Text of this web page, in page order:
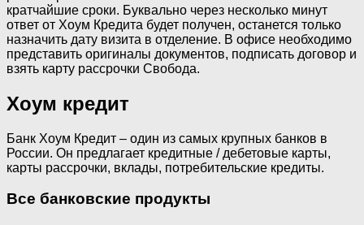
кратчайшие сроки. Буквально через несколько минут
ответ от Хоум Кредита будет получен, останется только
назначить дату визита в отделение. В офисе необходимо
представить оригиналы документов, подписать договор и
взять карту рассрочки Свобода.
Хоум кредит
Банк Хоум Кредит – один из самых крупных банков в
России. Он предлагает кредитные / дебетовые карты,
карты рассрочки, вклады, потребительские кредиты.
Все банковские продукты